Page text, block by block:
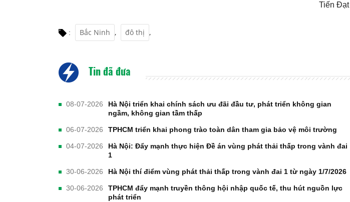
Tiến Đạt
: Bắc Ninh , đô thị ,
Tin đã đưa
08-07-2026
Hà Nội triển khai chính sách ưu đãi đầu tư, phát triển không gian
ngầm, không gian tầm thấp
06-07-2026 TPHCM triển khai phong trào toàn dân tham gia bảo vệ môi trường
04-07-2026
Hà Nội: Đẩy mạnh thực hiện Đề án vùng phát thải thấp trong vành đai
1
30-06-2026 Hà Nội thí điểm vùng phát thải thấp trong vành đai 1 từ ngày 1/7/2026
30-06-2026
TPHCM đẩy mạnh truyền thông hội nhập quốc tế, thu hút nguồn lực
phát triển